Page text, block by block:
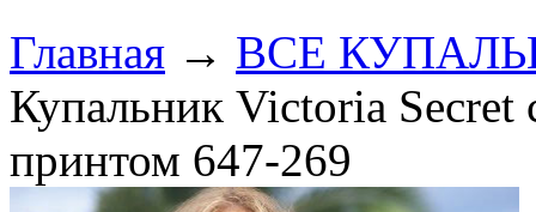
Главная → ВСЕ
Купальник Victoria Secret
принтом 647-269